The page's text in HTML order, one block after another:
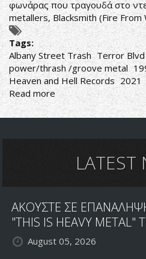
φωνάρας που τραγουδά στο
metallers, Blacksmith (Fire From
Tags:
Albany Street Trash Terror Blvd
power/thrash /groove metal
Heaven and Hell Records 2021
Read more about
Terror
Blvd-
TrashLATEST
ΑΚΟΥΣΤΕ ΣΕ
"THIS IS HEAVY
August 05, 2026